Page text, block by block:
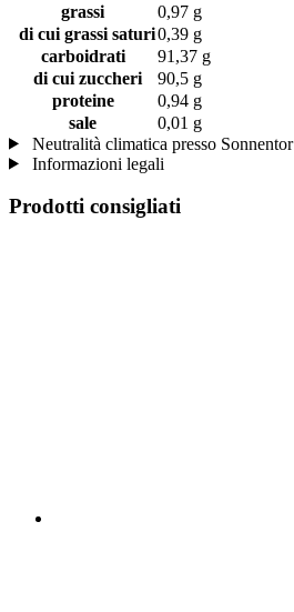
grassi
0,97 g
di cui grassi saturi0,39 g
carboidrati
91,37 g
di cui zuccheri
90,5 g
proteine
0,94 g
sale
0,01 g
Neutralità climatica presso Sonnentor
Informazioni legali
Prodotti consigliati